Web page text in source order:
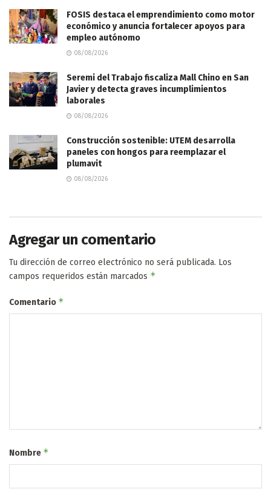
FOSIS destaca el emprendimiento como motor
económico y anuncia fortalecer apoyos para
empleo autónomo
08/08/2026
Seremi del Trabajo fiscaliza Mall Chino en San
Javier y detecta graves incumplimientos
laborales
08/08/2026
Construcción sostenible: UTEM desarrolla
paneles con hongos para reemplazar el
plumavit
08/08/2026
Agregar un comentario
Tu dirección de correo electrónico no será publicada. Los
campos requeridos están marcados *
Comentario *
Nombre *